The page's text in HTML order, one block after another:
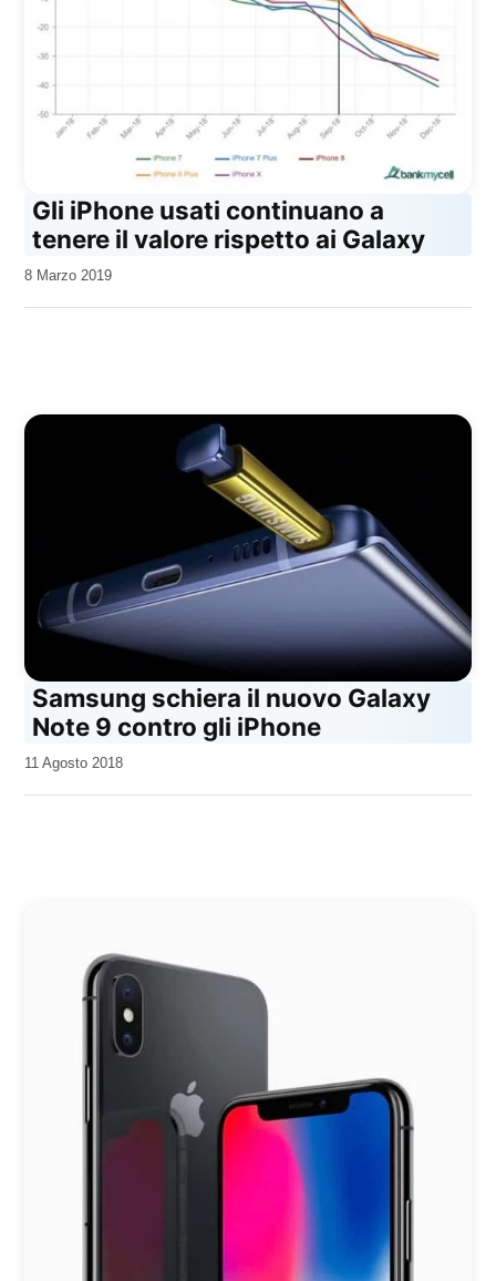
Gli iPhone usati continuano a
tenere il valore rispetto ai Galaxy
da
8 Marzo 2019
Samsung schiera il nuovo Galaxy
Note 9 contro gli iPhone
da
11 Agosto 2018